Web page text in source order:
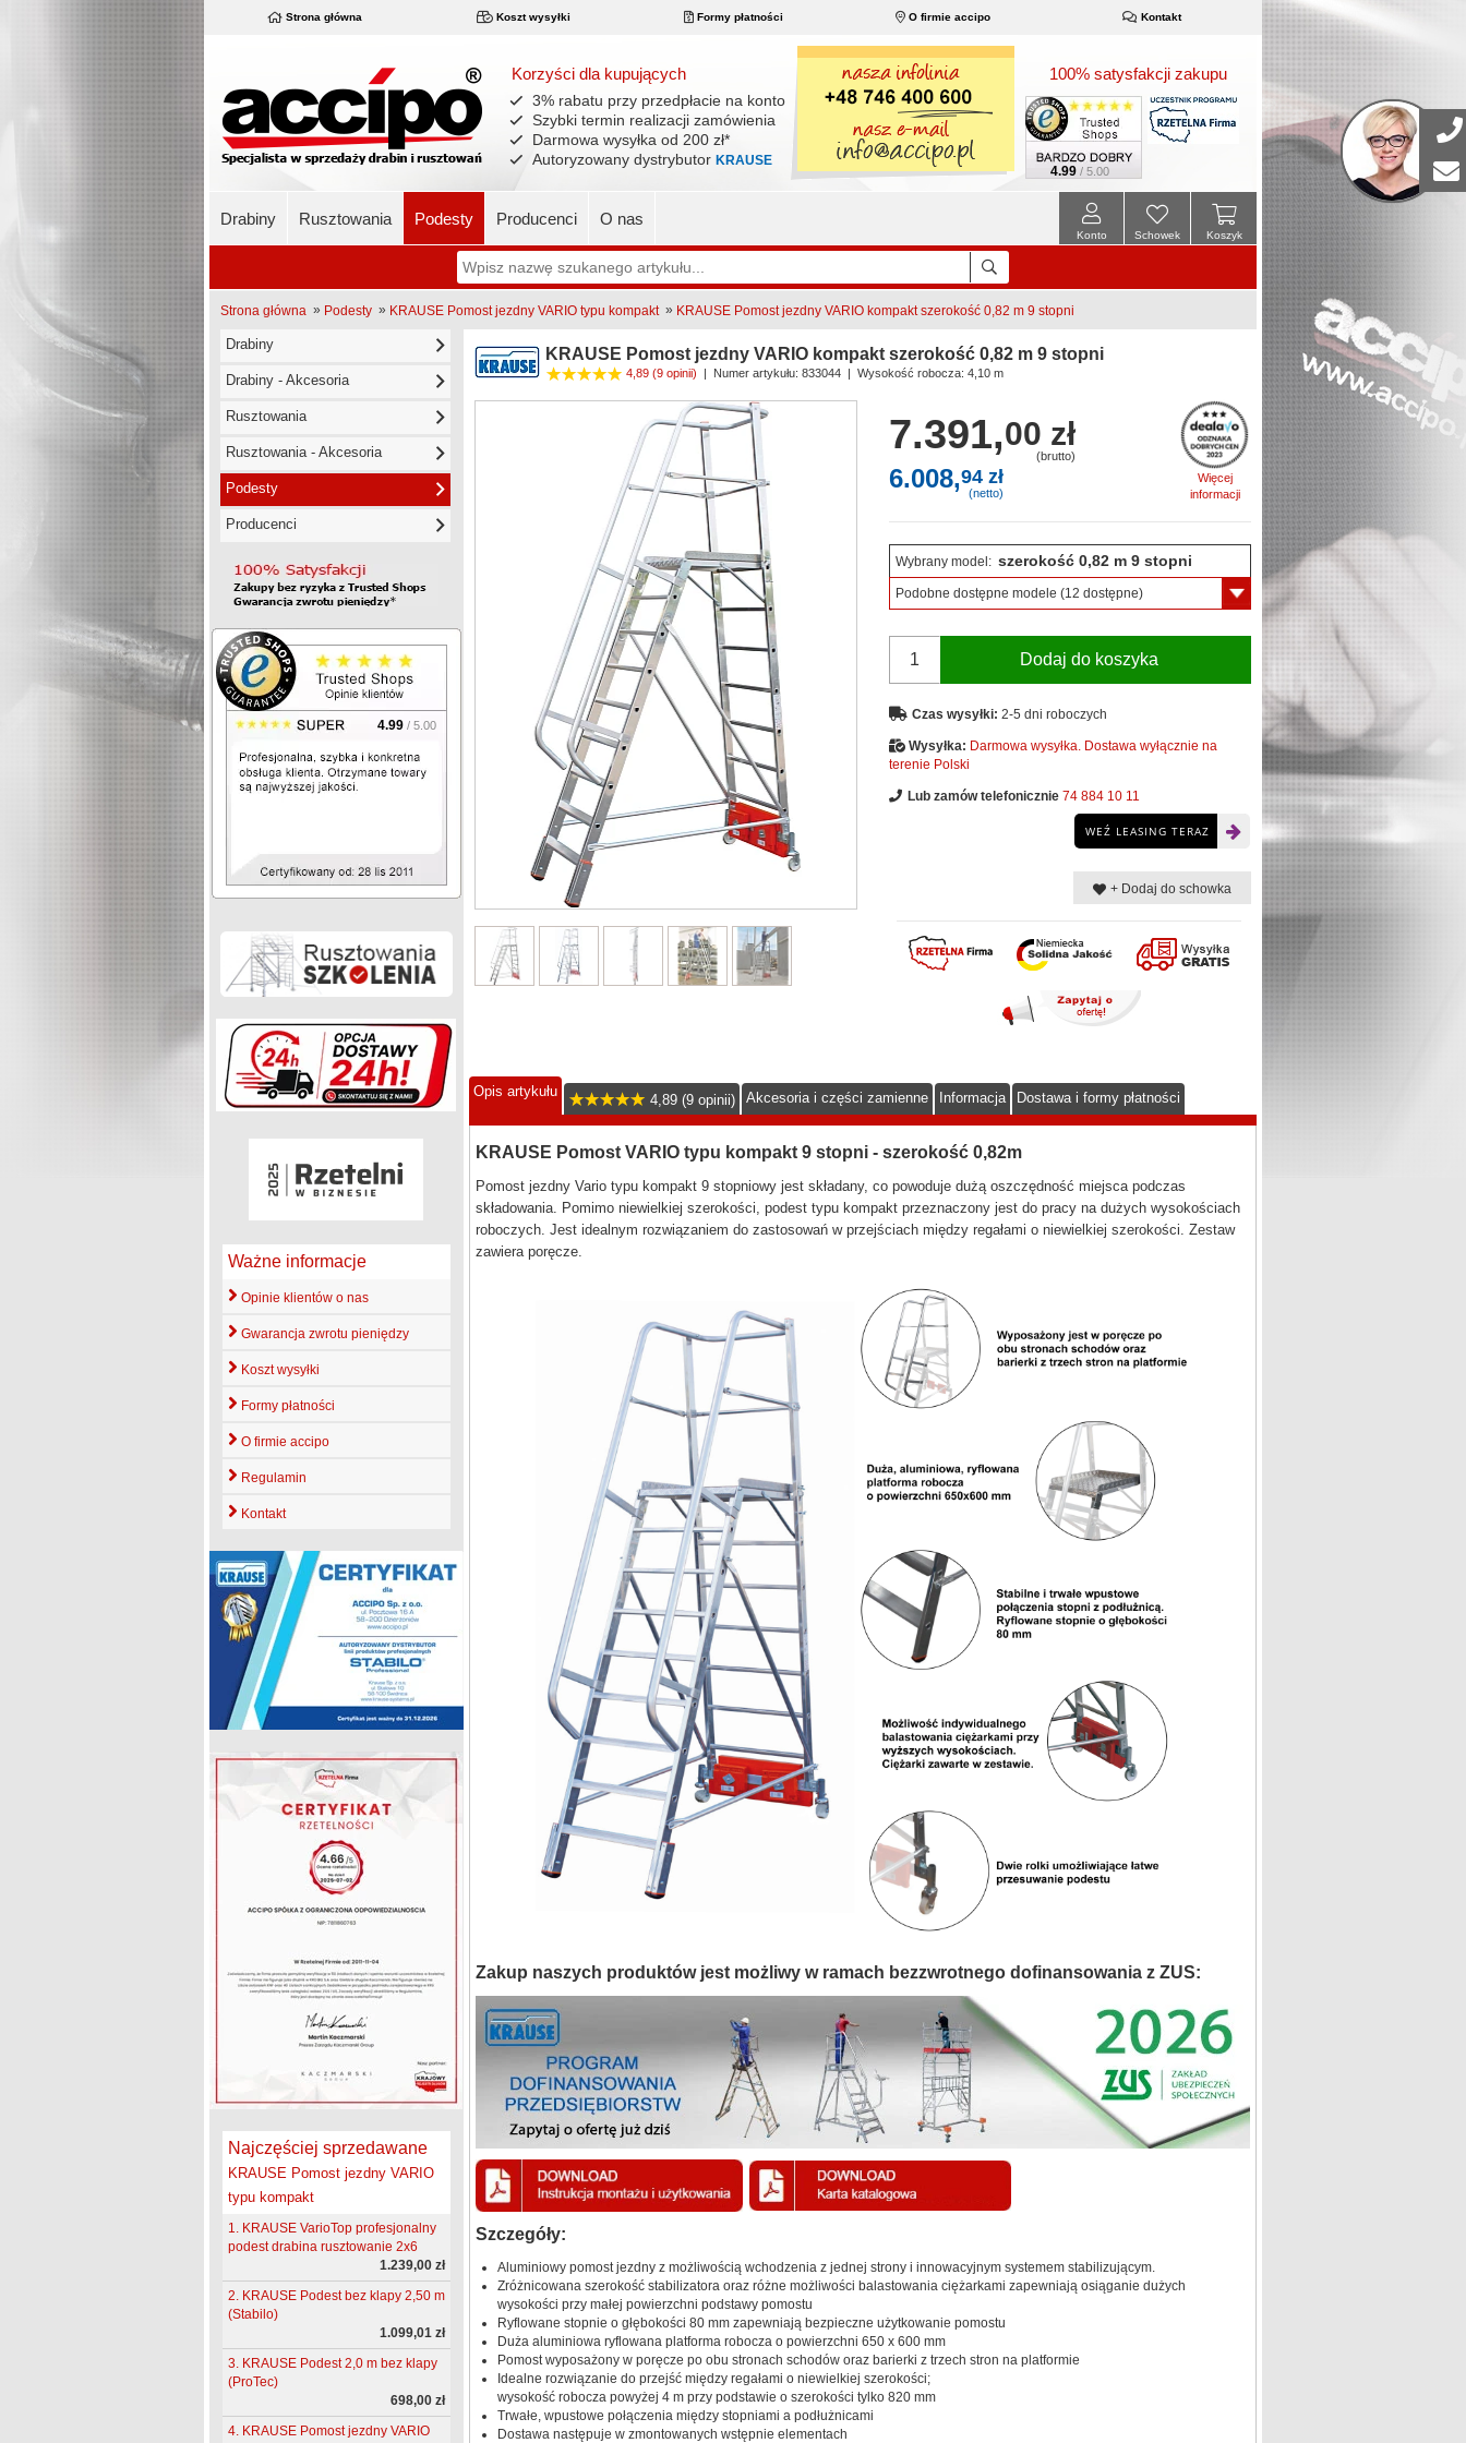
Strona główna Koszt wysyłki Formy płatności O firmie accipo Kontakt
Korzyści dla kupujących
3% rabatu przy przedpłacie na konto
Szybki termin realizacji zamówienia
Darmowa wysyłka od 200 zł*
Autoryzowany dystrybutor KRAUSE
100% satysfakcji zakupu
4.99 / 5.00
Drabiny Rusztowania Podesty Producenci O nas
Koszyk
Schowek
Konto
Strona główna » Podesty » KRAUSE Pomost jezdny VARIO typu kompakt» KRAUSE Pomost jezdny VARIO kompakt szerokość 0,82 m 9 stopni
Drabiny
Drabiny - Akcesoria
Rusztowania
Rusztowania - Akcesoria
Podesty
Producenci
4.99 / 5.00
Ważne informacje
Opinie klientów o nas
Gwarancja zwrotu pieniędzy
Koszt wysyłki
Formy płatności
O firmie accipo
Regulamin
Kontakt
Najczęściej sprzedawane
KRAUSE Pomost jezdny VARIO
typu kompakt
1. KRAUSE VarioTop profesjonalny
podest drabina rusztowanie 2x6
1.239,00 zł
2. KRAUSE Podest bez klapy 2,50 m
(Stabilo)
1.099,01 zł
3. KRAUSE Podest 2,0 m bez klapy
(ProTec)
698,00 zł
4. KRAUSE Pomost jezdny VARIO
KRAUSE Pomost jezdny VARIO kompakt szerokość 0,82 m 9 stopni
4,89 (9 opinii) | Numer artykułu: 833044 | Wysokość robocza: 4,10 m
Więcej
informacji
7.391,00 zł
(brutto)
6.008,94 zł
(netto)
Wybrany model: szerokość 0,82 m 9 stopni
Podobne dostępne modele (12 dostępne)
Dodaj do koszyka
Czas wysyłki: 2-5 dni roboczych
Wysyłka: Darmowa wysyłka. Dostawa wyłącznie na
terenie Polski
Lub zamów telefonicznie 74 884 10 11
WEŹ LEASING TERAZ
+ Dodaj do schowka
Opis artykułu
4,89 (9 opinii) Akcesoria i części zamienne Informacja Dostawa i formy płatności
KRAUSE Pomost VARIO typu kompakt 9 stopni - szerokość 0,82m
Pomost jezdny Vario typu kompakt 9 stopniowy jest składany, co powoduje dużą oszczędność miejsca podczas
składowania. Pomimo niewielkiej szerokości, podest typu kompakt przeznaczony jest do pracy na dużych wysokościach
roboczych. Jest idealnym rozwiązaniem do zastosowań w przejściach między regałami o niewielkiej szerokości. Zestaw
zawiera poręcze.
Zakup naszych produktów jest możliwy w ramach bezzwrotnego dofinansowania z ZUS:
Szczegóły:
Aluminiowy pomost jezdny z możliwością wchodzenia z jednej strony i innowacyjnym systemem stabilizującym.
Zróżnicowana szerokość stabilizatora oraz różne możliwości balastowania ciężarkami zapewniają osiąganie dużych
wysokości przy małej powierzchni podstawy pomostu
Ryflowane stopnie o głębokości 80 mm zapewniają bezpieczne użytkowanie pomostu
Duża aluminiowa ryflowana platforma robocza o powierzchni 650 x 600 mm
Pomost wyposażony w poręcze po obu stronach schodów oraz barierki z trzech stron na platformie
Idealne rozwiązanie do przejść między regałami o niewielkiej szerokości;
wysokość robocza powyżej 4 m przy podstawie o szerokości tylko 820 mm
Trwałe, wpustowe połączenia między stopniami a podłużnicami
Dostawa następuje w zmontowanych wstępnie elementach